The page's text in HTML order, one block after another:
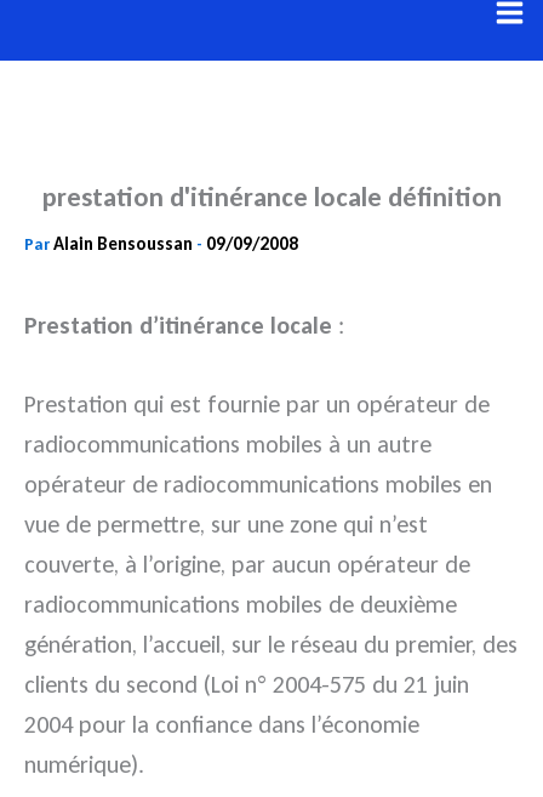
au
prestation d'itinérance locale définition
ParAlain Bensoussan - 09/09/2008
Prestation d’itinérance locale :
Prestation qui est fournie par un opérateur de
radiocommunications mobiles à un autre
opérateur de radiocommunications mobiles en
vue de permettre, sur une zone qui n’est
couverte, à l’origine, par aucun opérateur de
radiocommunications mobiles de deuxième
génération, l’accueil, sur le réseau du premier, des
clients du second (Loi n° 2004-575 du 21 juin
2004 pour la confiance dans l’économie
numérique).